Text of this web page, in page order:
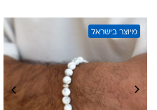
מיוצר בישראל